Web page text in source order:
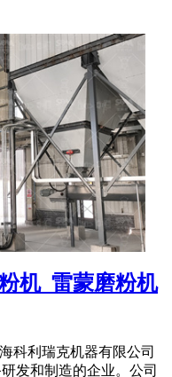
机_雷蒙磨粉机
科利瑞克机器有限公司
发和制造的企业。公司